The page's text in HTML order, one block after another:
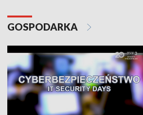
GOSPODARKA